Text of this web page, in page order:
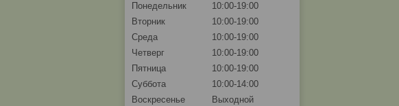
Понедельник
10:00-19:00
Вторник
10:00-19:00
Среда
10:00-19:00
Четверг
10:00-19:00
Пятница
10:00-19:00
Суббота
10:00-14:00
Воскресенье
Выходной